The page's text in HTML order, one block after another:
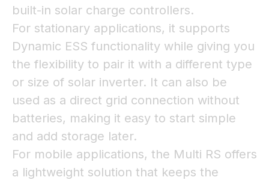
built-in solar charge controllers.
For stationary applications, it supports
Dynamic ESS functionality while giving you
the flexibility to pair it with a different type
or size of solar inverter. It can also be
used as a direct grid connection without
batteries, making it easy to start simple
and add storage later.
For mobile applications, the Multi RS offers
a lightweight solution that keeps the